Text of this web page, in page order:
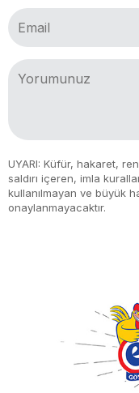
UYARI: Küfür, hakaret,
saldırı içeren, imla
kullanılmayan ve büyük
onaylanmayacaktır.